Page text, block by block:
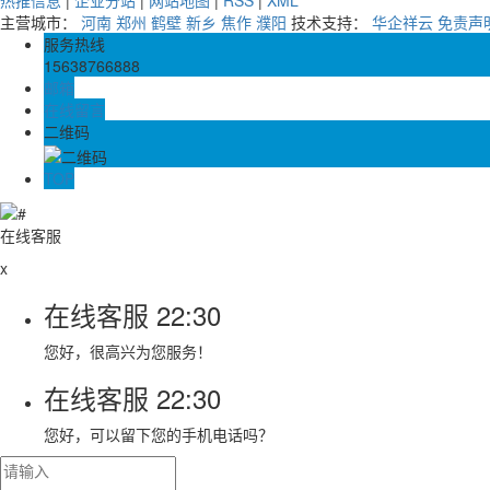
主营城市： 河南 郑州 鹤壁 新乡 焦作 濮阳 技术支持： 华企祥云 免责声
服务热线
15638766888
邮箱
在线留言
二维码
TOP
在线客服
x
在线客服 22:30
您好，很高兴为您服务！
在线客服 22:30
您好，可以留下您的手机电话吗？